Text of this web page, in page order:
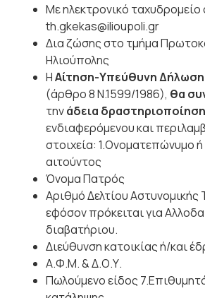
Με ηλεκτρονικό ταχυδρομείο
th.gkekas@ilioupoli.gr
Δια ζώσης στο τμήμα
Ηλιούπολης
ΗΑίτηση-ΥπεύθυνηΔήλωση
(άρθρο 8 Ν.1599/1986), θα
τηνάδεια
ενδιαφερόμενου και
στοιχεία: 1.Ονοματεπώνυμο
αιτούντος
ΌνομαΠατρός
Αριθμό Δελτίου Αστυνομικής
εφόσον πρόκειται για
διαβατήριου.
Διεύθυνση κατοικίας ή/και
Α.Φ.Μ. &Δ.Ο.Υ.
Πωλούμενο είδος